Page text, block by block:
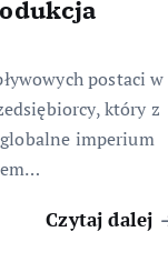
postaci w
który z
imperium
Czytaj dalej